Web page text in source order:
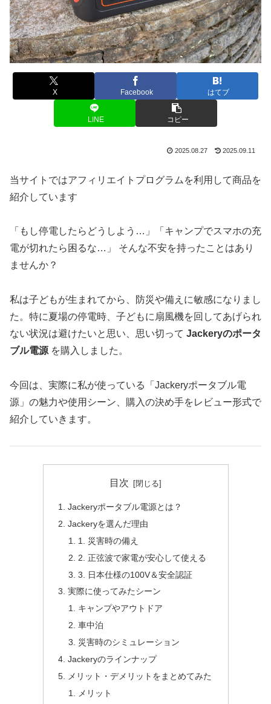
X Facebook はてブ
LINE コピー
2025.08.27 2025.09.11
当サイトではアフィリエイトプログラムを利用して商品を
紹介しています
「もし停電したらどうしよう…」「キャンプでスマホの充
電が切れたら困るな…」 そんな不安を持ったことはあり
ませんか？
私は子どもが生まれてから、防災や備えに敏感になりまし
た。特に夏場の停電時、子どもに扇風機を回してあげられ
ない状況は避けたいと思い、思い切って Jackeryのポータ
ブル電源 を購入しました。
今回は、実際に私が使っている「Jackeryポータブル電
源」の魅力や使用シーン、購入の決め手をレビュー形式で
紹介していきます。
目次
Jackeryポータブル電源とは？
Jackeryを選んだ理由
1. 災害時の備え
2. 正弦波で家電が安心して使える
3. 日本仕様の100V＆安全認証
実際に使ってみたシーン
キャンプやアウトドア
車中泊
災害時のシミュレーション
Jackeryのラインナップ
メリット・デメリットをまとめてみた
メリット